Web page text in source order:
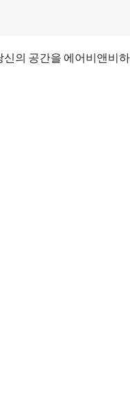
신의 공간을 에어비앤비